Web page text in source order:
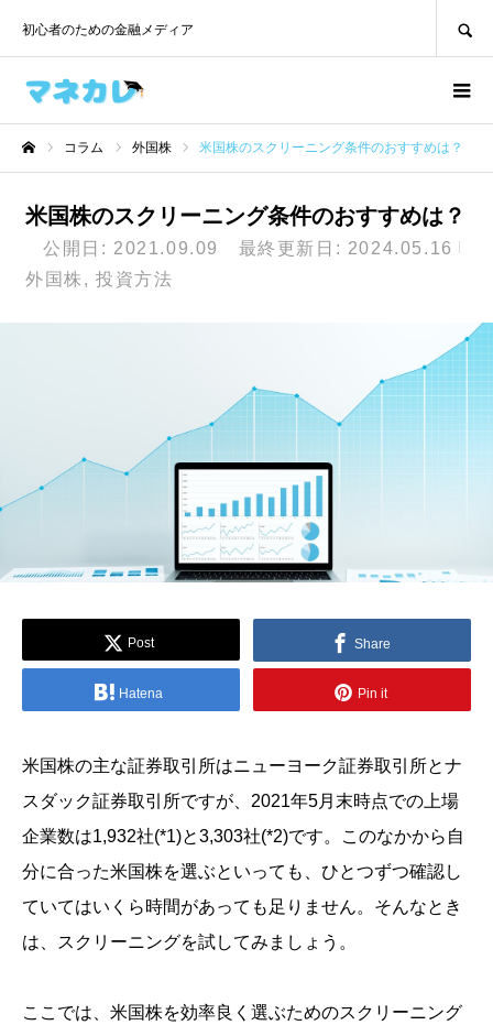
初心者のための金融メディア
コラム 外国株 米国株のスクリーニング条件のおすすめは？
米国株のスクリーニング条件のおすすめは？
公開日: 2021.09.09 最終更新日: 2024.05.16
外国株
投資方法
Post Share
Hatena Pin it
米国株の主な証券取引所はニューヨーク証券取引所とナ
スダック証券取引所ですが、2021年5月末時点での上場
企業数は1,932社(*1)と3,303社(*2)です。このなかから自
分に合った米国株を選ぶといっても、ひとつずつ確認し
ていてはいくら時間があっても足りません。そんなとき
は、スクリーニングを試してみましょう。
ここでは、米国株を効率良く選ぶためのスクリーニング